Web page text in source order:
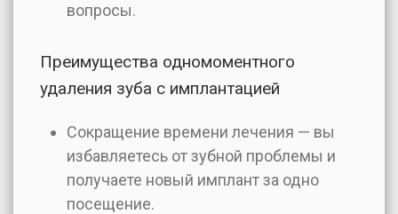
вопросы.
Преимущества одномоментного
удаления зуба с имплантацией
Сокращение времени лечения — вы
избавляетесь от зубной проблемы и
получаете новый имплант за одно
посещение.